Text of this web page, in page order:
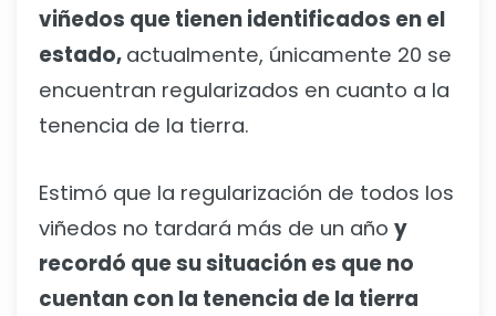
viñedos que tienen identificados en el
estado, actualmente, únicamente 20 se
encuentran regularizados en cuanto a la
tenencia de la tierra.
Estimó que la regularización de todos los
viñedos no tardará más de un año y
recordó que su situación es que no
cuentan con la tenencia de la tierra